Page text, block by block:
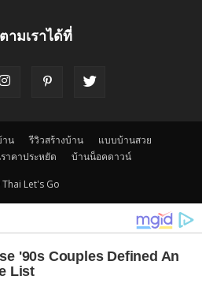
ามเราได้ที่
าน รีวิวสร้างบ้าน
แบบบ้านสวย
าคาประหยัด บ้านน็อคดาวน์
Let's Go